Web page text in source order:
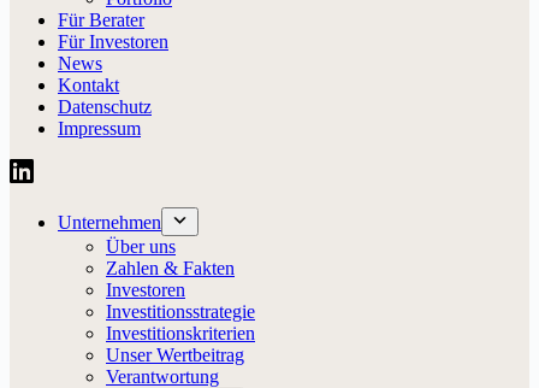
Für Berater
Für Investoren
News
Kontakt
Datenschutz
Impressum
Unternehmen
Über uns
Zahlen & Fakten
Investoren
Investitionsstrategie
Investitionskriterien
Unser Wertbeitrag
Verantwortung